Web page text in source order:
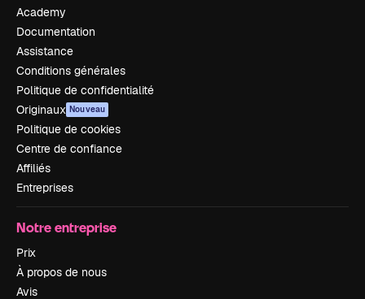
Academy
Documentation
Assistance
Conditions générales
Politique de confidentialité
Originaux Nouveau
Politique de cookies
Centre de confiance
Affiliés
Entreprises
Notre entreprise
Prix
À propos de nous
Avis